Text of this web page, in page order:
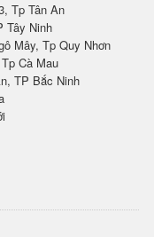
Tp Tân An
Tây Ninh
Mây, Tp Quy Nhơn
Cà Mau
TP Bắc Ninh